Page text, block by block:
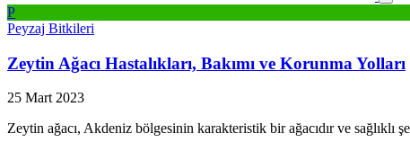
P
Peyzaj Bitkileri
Zeytin Ağacı Hastalıkları, Bakımı ve Korunma Yolları
25 Mart 2023
Zeytin ağacı, Akdeniz bölgesinin karakteristik bir ağacıdır ve